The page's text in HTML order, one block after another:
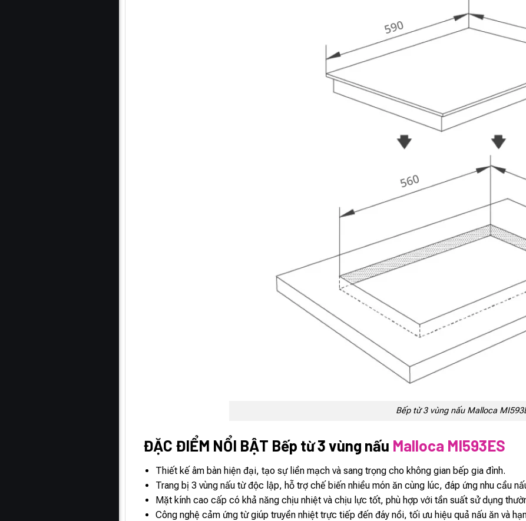
Bếp từ 3 vùng nấu Malloca
ĐẶC ĐIỂM NỔI BẬT Bếp từ 3 vùng nấu Malloca MI593ES
Thiết kế âm bàn hiện đại, tạo sự liền mạch và sang trọng cho không gian bếp gia đình.
Trang bị 3 vùng nấu từ độc lập, hỗ trợ chế biến nhiều món ăn cùng lúc, đáp ứng nhu cầu
Mặt kính cao cấp có khả năng chịu nhiệt và chịu lực tốt, phù hợp với tần suất sử dụng
Công nghệ cảm ứng từ giúp truyền nhiệt trực tiếp đến đáy nồi, tối ưu hiệu quả nấu ăn và